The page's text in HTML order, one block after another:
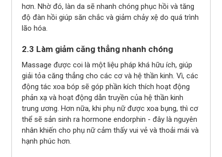
hơn. Nhờ đó, làn da sẽ nhanh chóng phục hồi và tăng
độ đàn hồi giúp săn chắc và giảm chảy xệ do quá trình
lão hóa.
2.3 Làm giảm căng thẳng nhanh chóng
Massage được coi là một liệu pháp khá hữu ích, giúp
giải tỏa căng thẳng cho các cơ và hệ thần kinh. Vì, các
động tác xoa bóp sẽ góp phần kích thích hoạt động
phản xạ và hoạt động dẫn truyền của hệ thần kinh
trung ương. Hơn nữa, khi phụ nữ được xoa bụng, thì cơ
thể sẽ sản sinh ra hormone endorphin - đây là nguyên
nhân khiến cho phụ nữ cảm thấy vui vẻ và thoải mái và
hạnh phúc hơn.